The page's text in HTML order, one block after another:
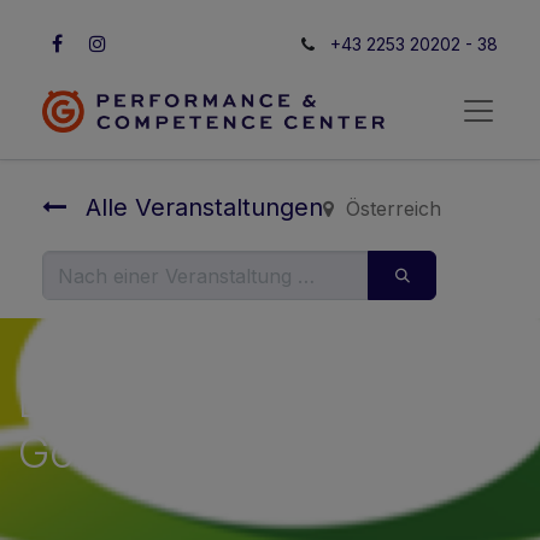
+43 2253 20202 - 38
Alle Veranstaltungen Österreich
Erik Blomqvist - Balance
Golf